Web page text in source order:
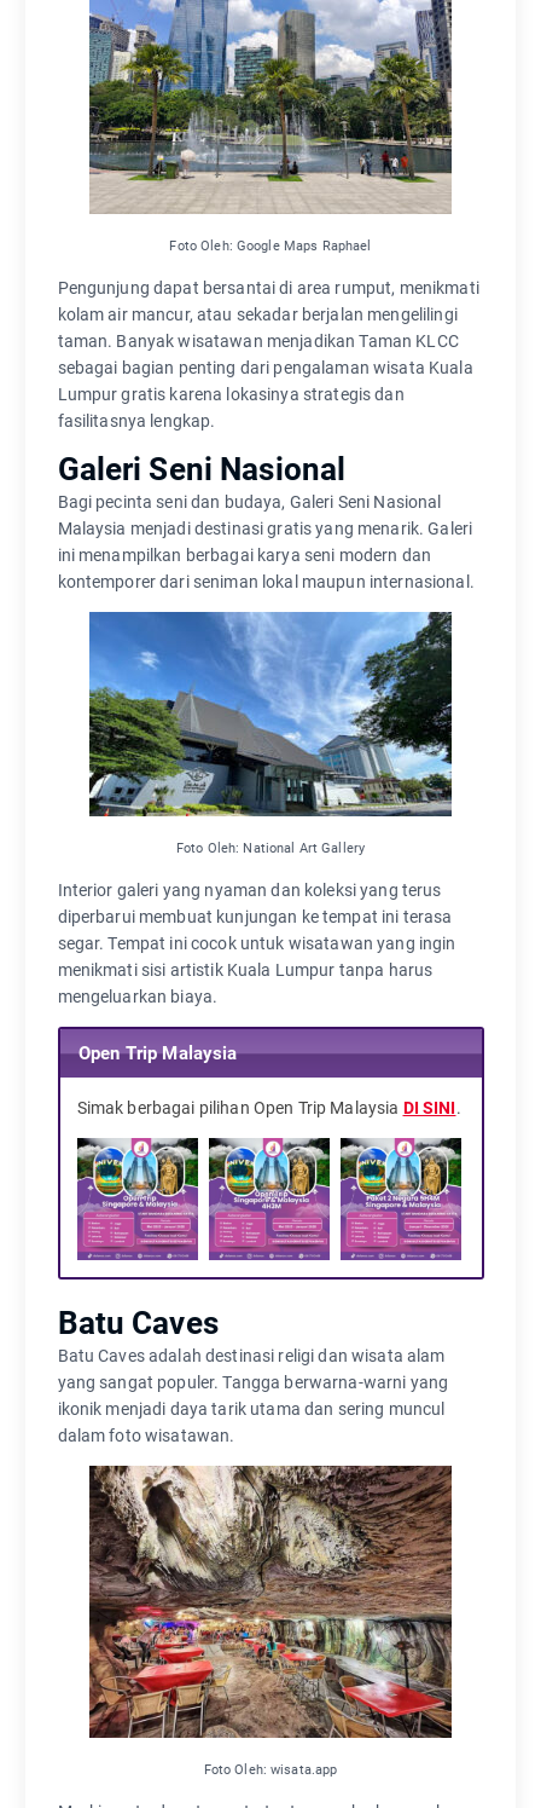
Foto Oleh: Google Maps Raphael
Pengunjung dapat bersantai di area rumput, menikmati
kolam air mancur, atau sekadar berjalan mengelilingi
taman. Banyak wisatawan menjadikan Taman KLCC
sebagai bagian penting dari pengalaman wisata Kuala
Lumpur gratis karena lokasinya strategis dan
fasilitasnya lengkap.
Galeri Seni Nasional
Bagi pecinta seni dan budaya, Galeri Seni Nasional
Malaysia menjadi destinasi gratis yang menarik. Galeri
ini menampilkan berbagai karya seni modern dan
kontemporer dari seniman lokal maupun internasional.
Foto Oleh: National Art Gallery
Interior galeri yang nyaman dan koleksi yang terus
diperbarui membuat kunjungan ke tempat ini terasa
segar. Tempat ini cocok untuk wisatawan yang ingin
menikmati sisi artistik Kuala Lumpur tanpa harus
mengeluarkan biaya.
Open Trip Malaysia
Simak berbagai pilihan Open Trip Malaysia DI SINI.
Batu Caves
Batu Caves adalah destinasi religi dan wisata alam
yang sangat populer. Tangga berwarna-warni yang
ikonik menjadi daya tarik utama dan sering muncul
dalam foto wisatawan.
Foto Oleh: wisata.app